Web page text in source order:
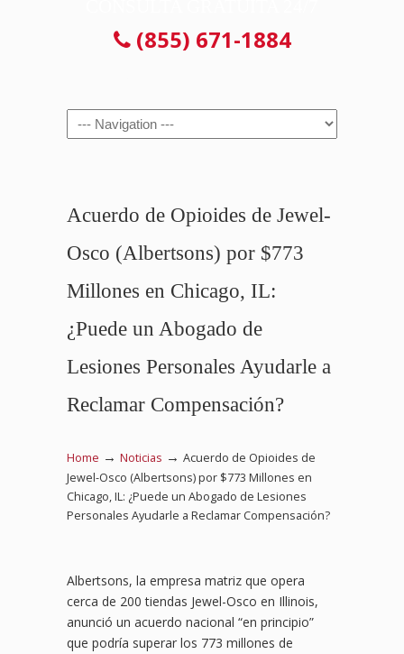
(855) 671-1884
Navigation
Acuerdo de Opioides de Jewel-
Osco (Albertsons) por $773
Millones en Chicago, IL:
¿Puede un Abogado de
Lesiones Personales Ayudarle a
Reclamar Compensación?
Home → Noticias → Acuerdo de Opioides de
Jewel-Osco (Albertsons) por $773 Millones en
Chicago, IL: ¿Puede un Abogado de Lesiones
Personales Ayudarle a Reclamar Compensación?
Albertsons, la empresa matriz que opera
cerca de 200 tiendas Jewel-Osco en Illinois,
anunció un acuerdo nacional “en principio”
que podría superar los 773 millones de